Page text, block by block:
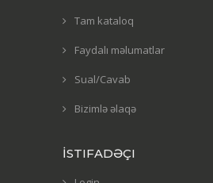
Tam kataloq
Faydalı məlumatlar
Sual/Cavab
Bizimlə əlaqə
İSTIFADƏÇI